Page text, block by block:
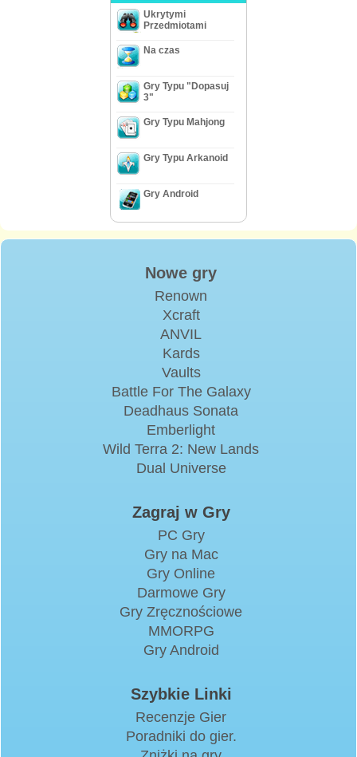
Ukrytymi
Przedmiotami
Na czas
Gry Typu "Dopasuj
3"
Gry Typu Mahjong
Gry Typu Arkanoid
Gry Android
Nowe gry
Renown
Xcraft
ANVIL
Kards
Vaults
Battle For The Galaxy
Deadhaus Sonata
Emberlight
Wild Terra 2: New Lands
Dual Universe
Zagraj w Gry
PC Gry
Gry na Mac
Gry Online
Darmowe Gry
Gry Zręcznościowe
MMORPG
Gry Android
Szybkie Linki
Recenzje Gier
Poradniki do gier.